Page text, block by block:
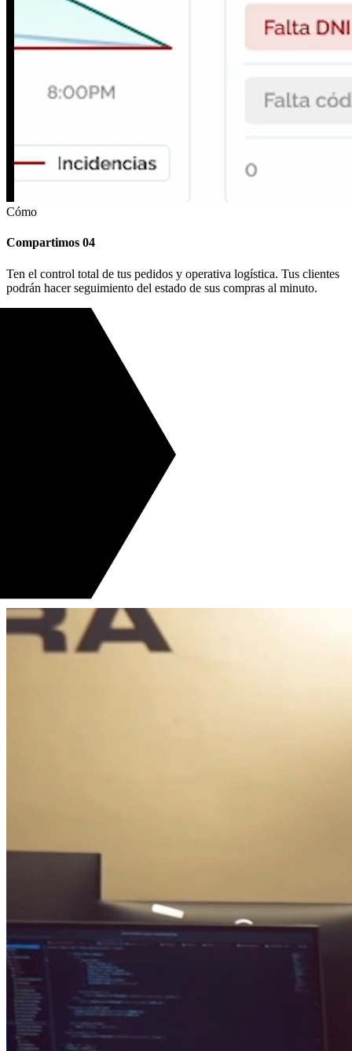
Cómo
Compartimos 04
Ten el control total de tus pedidos y operativa logística. Tus clientes
podrán hacer seguimiento del estado de sus compras al minuto.